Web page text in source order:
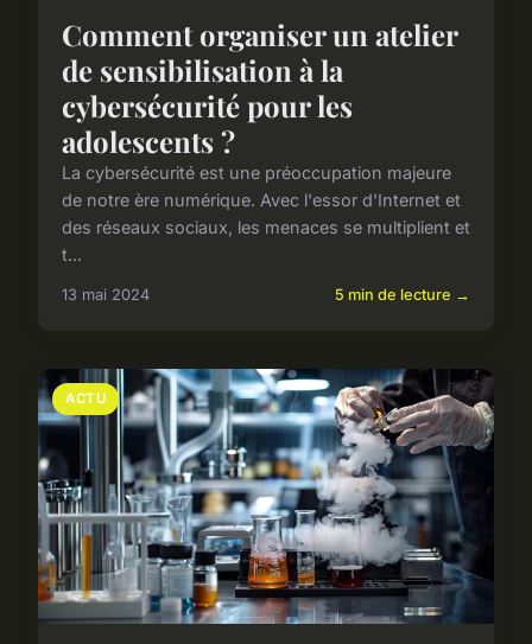
Comment organiser un atelier
de sensibilisation à la
cybersécurité pour les
adolescents ?
La cybersécurité est une préoccupation majeure
de notre ère numérique. Avec l'essor d'Internet et
des réseaux sociaux, les menaces se multiplient et
t...
13 mai 2024 5 min de lecture →
ACTU